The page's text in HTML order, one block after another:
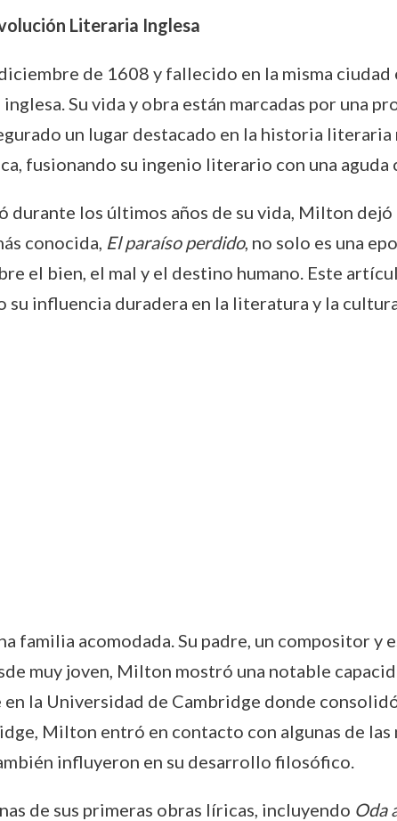
Literaria Inglesa
de 1608 y fallecido en la misma ciudad
Su vida y obra están marcadas por una
un lugar destacado en la historia literaria
fusionando su ingenio literario con una aguda
durante los últimos años de su vida, Milton
conocida, El paraíso perdido, no solo es una
el bien, el mal y el destino humano. Este
influencia duradera en la literatura y la
familia acomodada. Su padre, un compositor y
muy joven, Milton mostró una notable
la Universidad de Cambridge donde
Milton entró en contacto con algunas de
influyeron en su desarrollo filosófico.
de sus primeras obras líricas, incluyendo Oda